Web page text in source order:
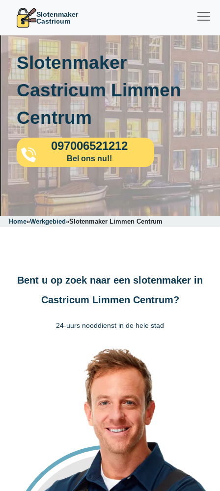
Slotenmaker
Castricum
Slotenmaker
Castricum Limmen
Centrum
097006521212
Bel ons nu!!
Home»Werkgebied»Slotenmaker Limmen Centrum
Bent u op zoek naar een slotenmaker in
Castricum Limmen Centrum?
24-uurs nooddienst in de hele stad